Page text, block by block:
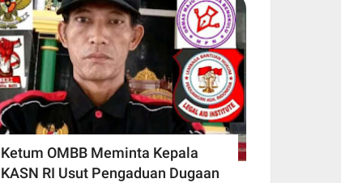
Ketum OMBB Meminta Kepala
KASN RI Usut Pengaduan Dugaan